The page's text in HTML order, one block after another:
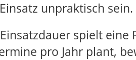
unpraktisch sein.
spielt eine
pro Jahr plant,